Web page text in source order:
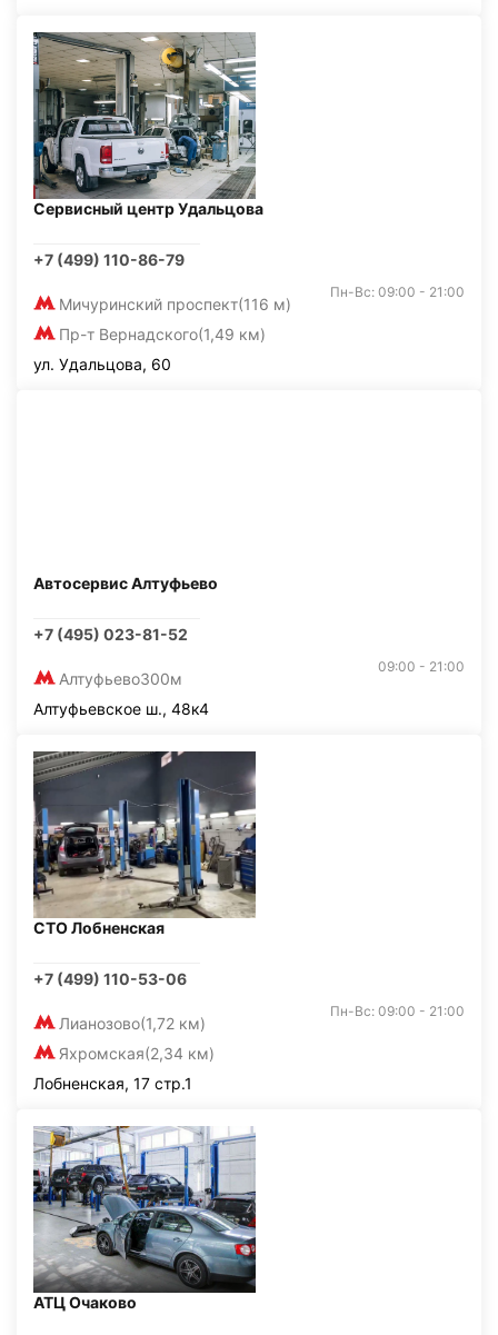
Сервисный центр Удальцова
+7 (499) 110-86-79
Мичуринский проспект(116 м)
Пр-т Вернадского(1,49 км)
Пн-Вс: 09:00 - 21:00
ул. Удальцова, 60
Автосервис Алтуфьево
+7 (495) 023-81-52
Алтуфьево300м
09:00 - 21:00
Алтуфьевское ш., 48к4
СТО Лобненская
+7 (499) 110-53-06
Лианозово(1,72 км)
Яхромская(2,34 км)
Пн-Вс: 09:00 - 21:00
Лобненская, 17 стр.1
АТЦ Очаково